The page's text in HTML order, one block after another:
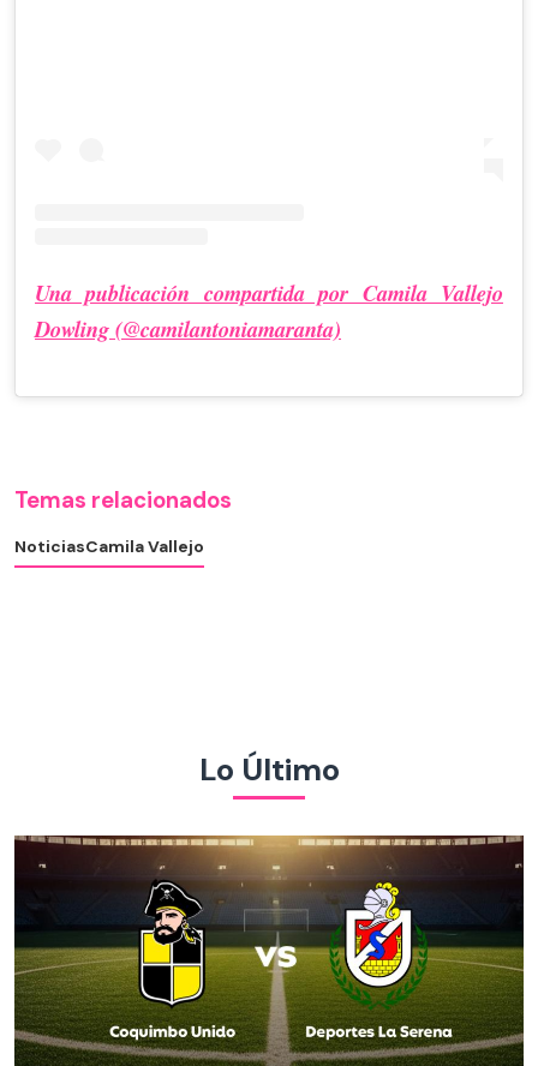
Una publicación compartida por Camila Vallejo
Dowling (@camilantoniamaranta)
Temas relacionados
NoticiasCamila Vallejo
Lo Último